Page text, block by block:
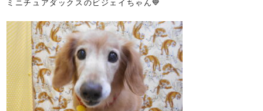
ミニチュアダックスのビジェイちゃん💙